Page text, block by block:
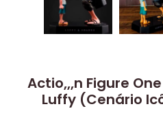
Actio,,,n Figure
Luffy (Cenário